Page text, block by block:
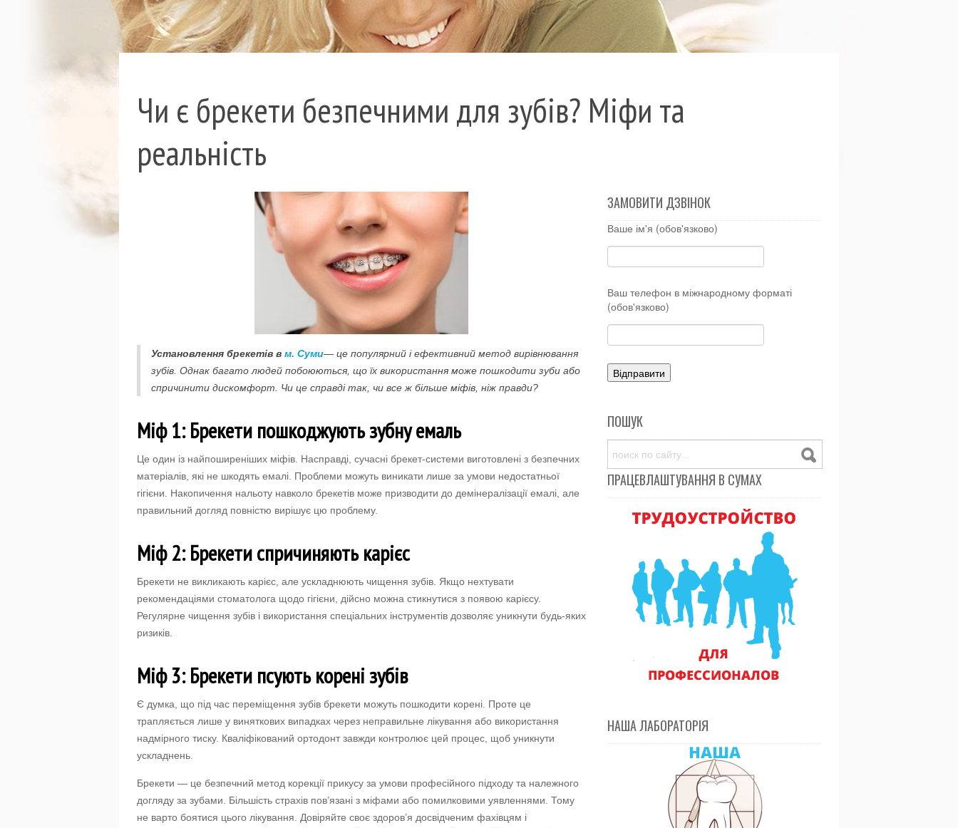
Чи є брекети безпечними для зубів? Міфи та
реальність
Установлення брекетів в м. Суми— це популярний і ефективний метод вирівнювання
зубів. Однак багато людей побоюються, що їх використання може пошкодити зуби або
спричинити дискомфорт. Чи це справді так, чи все ж більше міфів, ніж правди?
Міф 1: Брекети пошкоджують зубну емаль
Це один із найпоширеніших міфів. Насправді, сучасні брекет-системи виготовлені з безпечних
матеріалів, які не шкодять емалі. Проблеми можуть виникати лише за умови недостатньої
гігієни. Накопичення нальоту навколо брекетів може призводити до демінералізації емалі, але
правильний догляд повністю вирішує цю проблему.
Міф 2: Брекети спричиняють карієс
Брекети не викликають карієс, але ускладнюють чищення зубів. Якщо нехтувати
рекомендаціями стоматолога щодо гігієни, дійсно можна стикнутися з появою карієсу.
Регулярне чищення зубів і використання спеціальних інструментів дозволяє уникнути будь-яких
ризиків.
Міф 3: Брекети псують корені зубів
Є думка, що під час переміщення зубів брекети можуть пошкодити корені. Проте це
трапляється лише у виняткових випадках через неправильне лікування або використання
надмірного тиску. Кваліфікований ортодонт завжди контролює цей процес, щоб уникнути
ускладнень.
Брекети — це безпечний метод корекції прикусу за умови професійного підходу та належного
догляду за зубами. Більшість страхів пов’язані з міфами або помилковими уявленнями. Тому
не варто боятися цього лікування. Довіряйте своє здоров’я досвідченим фахівцям і
ЗАМОВИТИ ДЗВІНОК
Ваше ім'я (обов'язково)
Ваш телефон в міжнародному форматі
(обов'язково)
ПОШУК
ПРАЦЕВЛАШТУВАННЯ В СУМАХ
НАША ЛАБОРАТОРІЯ